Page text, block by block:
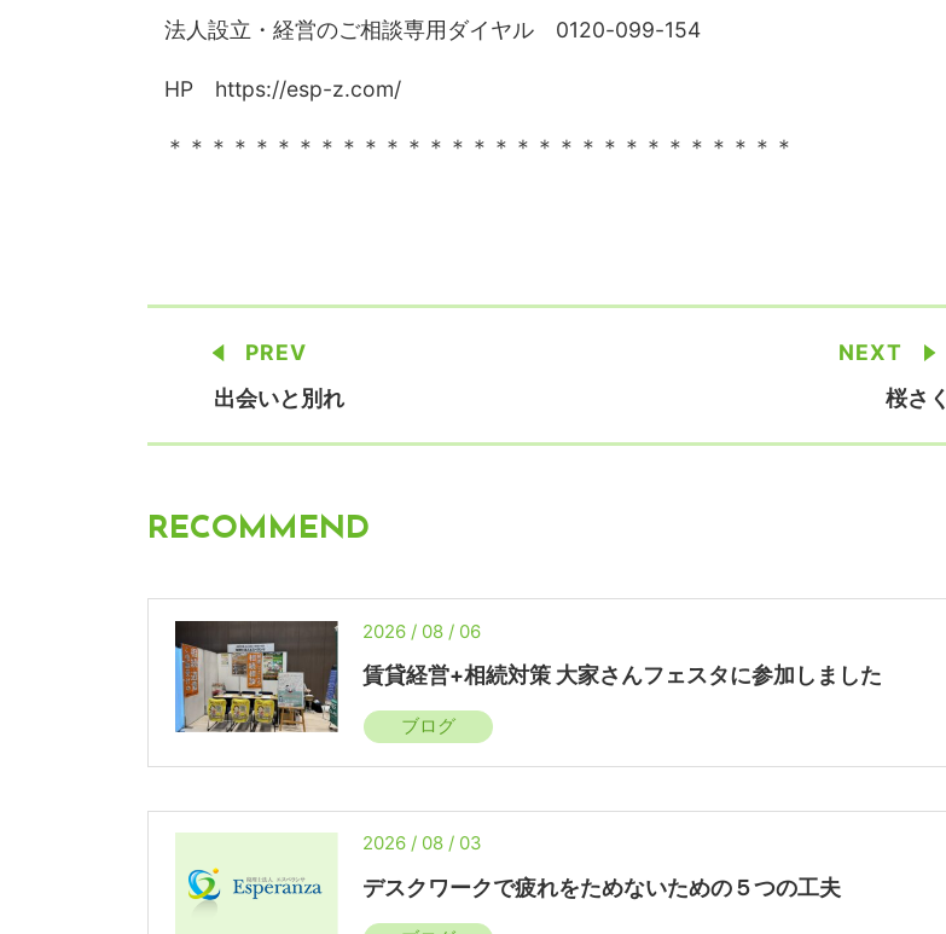
法人設立・経営のご相談専用ダイヤル 0120-099-154
HP https://esp-z.com/
＊＊＊＊＊＊＊＊＊＊＊＊＊＊＊＊＊＊＊＊＊＊＊＊＊＊＊＊＊
PREV
出会いと別れ
NEXT
桜さく
RECOMMEND
2026 / 08 / 06
賃貸経営+相続対策 大家さんフェスタに参加しました
ブログ
2026 / 08 / 03
デスクワークで疲れをためないための５つの工夫